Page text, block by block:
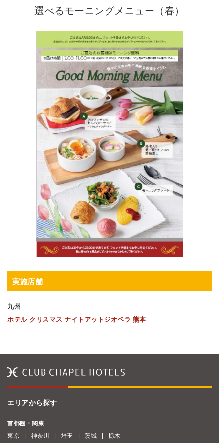
選べるモーニングメニュー（春）
実施店舗
九州
ホテル クリスマス ナイトアットジオペラ 熊本
エリアから探す
首都圏・関東
東京
神奈川 埼玉 茨城 栃木